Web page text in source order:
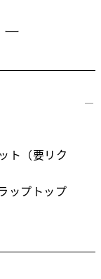
ト（要リク
ップトップ